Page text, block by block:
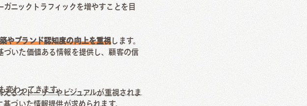
ニックトラフィックを増やすことを目
やブランド認知度の向上を重視します。
づいた価値ある情報を提供し、顧客の信
変わってきます。
るストーリーやビジュアルが重視されま
づいた情報提供が求められます。